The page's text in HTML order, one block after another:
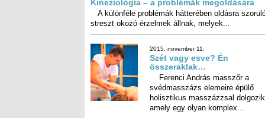
Kineziológia – a problémák megoldására
A különféle problémák hátterében oldásra
streszt okozó érzelmek állnak, melyek...
2015. november 11.
Szét vagy esve? Én összeraklak…
Ferenci András masszőr a svédmasszázs
épülő holisztikus masszázzsal dolgozik, amely
olyan komplex...
2015. október 14.